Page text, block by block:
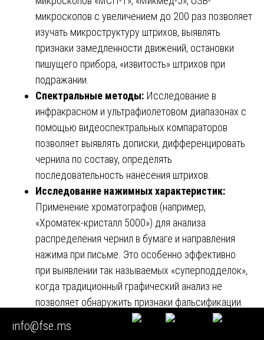
микроскопов с увеличением до 200 раз позволяет
изучать микроструктуру штрихов, выявлять
признаки замедленности движений, остановки
пишущего прибора, «извитость» штрихов при
подражании.
Спектральные методы: Исследование в
инфракрасном и ультрафиолетовом диапазонах с
помощью видеоспектральных компараторов
позволяет выявлять дописки, дифференцировать
чернила по составу, определять
последовательность нанесения штрихов.
Исследование нажимных характеристик:
Применение хроматографов (например,
«Хроматек-кристалл 5000») для анализа
распределения чернил в бумаге и направления
нажима при письме. Это особенно эффективно
при выявлении так называемых «суперподделок»,
когда традиционный графический анализ не
позволяет обнаружить признаки фальсификации.
6.3. Цифровые и математические методы
info@fse.ms